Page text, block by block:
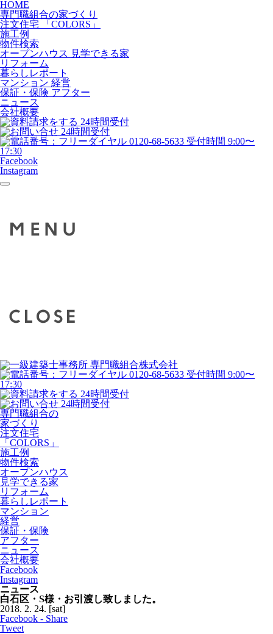
HOME
専門職組合の家づくり
注文住宅 「COLORS」
施工例
物件検索
オープンハウス 見学できる家
リフォーム
暮らしレポート
マンション 経営
保証・保険 アフター
ニュース
会社概要
Facebook
Instagram
専門職組合の
家づくり
注文住宅
「COLORS」
施工例
物件検索
オープンハウス
見学できる家
リフォーム
暮らしレポート
マンション
経営
保証・保険
アフター
ニュース
会社概要
Facebook
Instagram
ニュース
白石区・S様・お引渡し致しました。
2018. 2. 24. [sat]
Facebook - Share
Tweet